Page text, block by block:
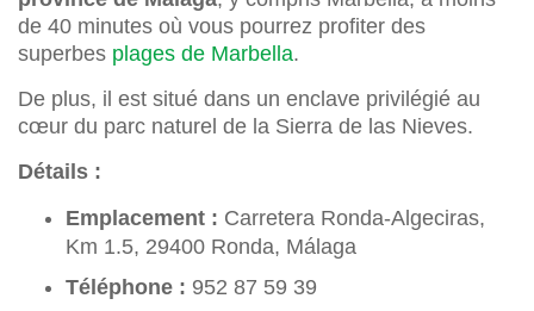
de 40 minutes où vous pourrez profiter des
superbes plages de Marbella.
De plus, il est situé dans un enclave privilégié au
cœur du parc naturel de la Sierra de las Nieves.
Détails :
Emplacement : Carretera Ronda-Algeciras,
Km 1.5, 29400 Ronda, Málaga
Téléphone : 952 87 59 39